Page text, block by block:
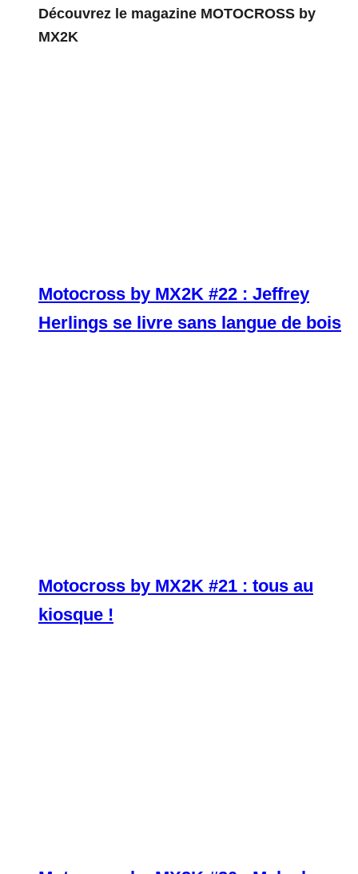
Découvrez le magazine MOTOCROSS by
MX2K
Motocross by MX2K #22 : Jeffrey
Herlings se livre sans langue de bois
Motocross by MX2K #21 : tous au
kiosque !